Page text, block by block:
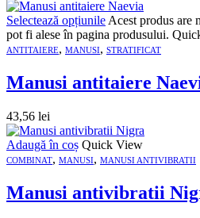
Selectează opțiunile Acest produs are
pot fi alese în pagina produsului.
ANTITAIERE, MANUSI, STRATIFICAT
Manusi antitaiere
43,56 lei
Adaugă în coș Quick View
COMBINAT, MANUSI, MANUSI ANTIVIBRATII
Manusi antivibratii